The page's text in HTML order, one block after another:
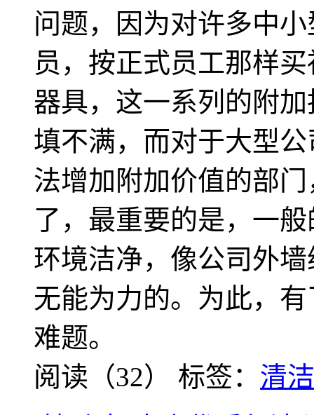
问题，因为对许多中
员，按正式员工那样
器具，这一系列的附
填不满，而对于大型
法增加附加价值的部
了，最重要的是，一
环境洁净，像公司外
无能为力的。为此，
难题。
阅读（32） 标签： 清